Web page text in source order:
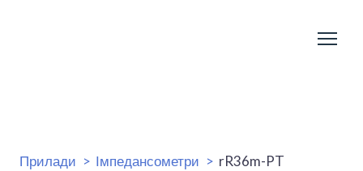
Прилади Імпедансометри
rR36m-PT